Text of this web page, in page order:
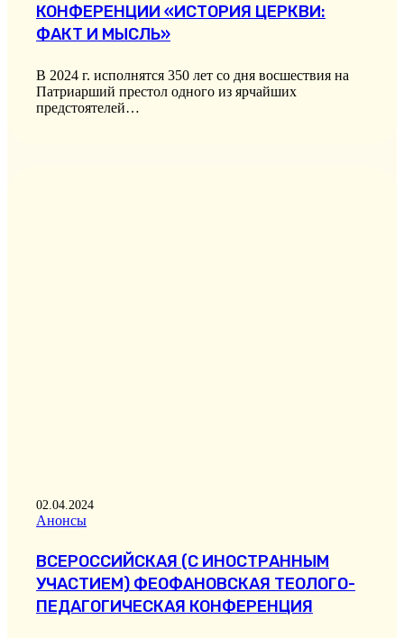
КОНФЕРЕНЦИИ «ИСТОРИЯ ЦЕРКВИ:
ФАКТ И МЫСЛЬ»
В 2024 г. исполнятся 350 лет со дня восшествия на
Патриарший престол одного из ярчайших
предстоятелей…
02.04.2024
Анонсы
ВСЕРОССИЙСКАЯ (С ИНОСТРАННЫМ
УЧАСТИЕМ) ФЕОФАНОВСКАЯ ТЕОЛОГО-
ПЕДАГОГИЧЕСКАЯ КОНФЕРЕНЦИЯ